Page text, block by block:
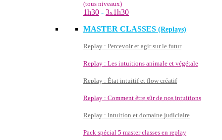
(tous niveaux)
1h30 - 3x1h30
MASTER CLASSES (Replays)
Replay : Percevoir et agir sur le futur
Replay : Les intuitions animale et végétale
Replay : État intuitif et flow créatif
Replay : Comment être sûr de nos intuitions
Replay : Intuition et domaine judiciaire
Pack spécial 5 master classes en replay